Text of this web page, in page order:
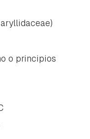
o principios